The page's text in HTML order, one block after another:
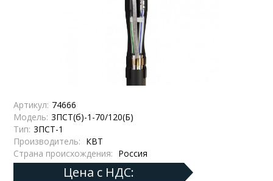
Артикул: 74666
Модель: 3ПСТ(б)-1-70/120(Б)
Тип: 3ПСТ-1
Производитель: КВТ
Страна происхождения: Россия
Цена с НДС: